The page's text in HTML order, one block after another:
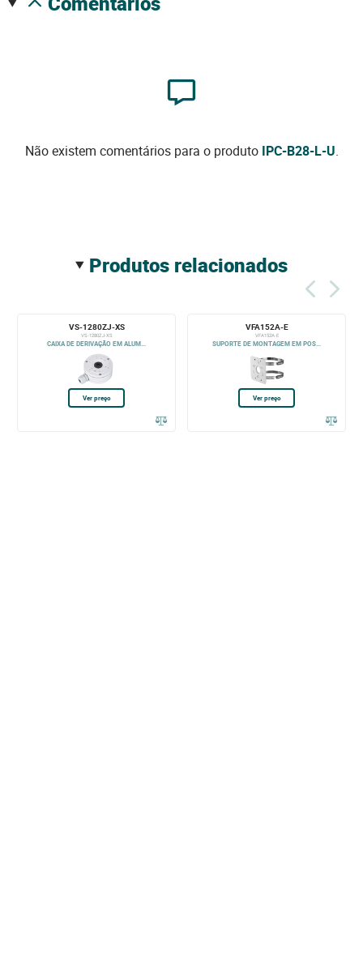
Não existem comentários para o produto IPC-B28-L-U.
produtos relacionados
VS-1280ZJ-XS
VS-1280ZJ-XS
CAIXA DE DERIVAÇÃO EM ALUM...
Ver preço
VFA152A-E
VFA152A-E
SUPORTE DE MONTAGEM EM POS...
Ver preço